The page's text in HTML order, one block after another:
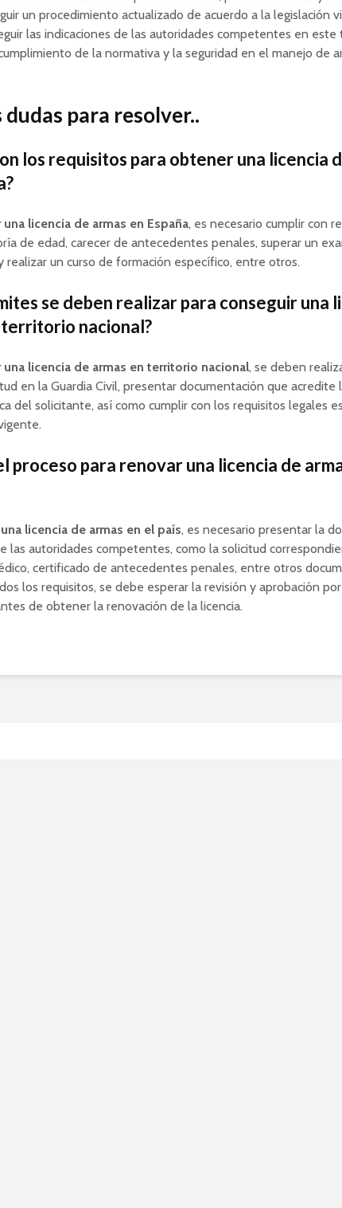
un procedimiento actualizado de acuerdo a la legislación
las indicaciones de las autoridades competentes en este
de la normativa y la seguridad en el manejo de
dudas para resolver..
los requisitos para obtener una licencia
licencia de armas en España, es necesario cumplir con
de edad, carecer de antecedentes penales, superar un
realizar un curso de formación específico, entre otros.
se deben realizar para conseguir una
territorio nacional?
una licencia de armas en territorio nacional, se deben
en la Guardia Civil, presentar documentación que acredite
del solicitante, así como cumplir con los requisitos legales
proceso para renovar una licencia de
licencia de armas en el país, es necesario presentar la
las autoridades competentes, como la solicitud
certificado de antecedentes penales, entre otros
los requisitos, se debe esperar la revisión y aprobación
de obtener la renovación de la licencia.